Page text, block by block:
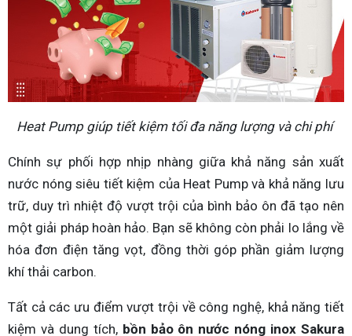
Heat Pump giúp tiết kiệm tối đa năng lượng và chi phí
Chính sự phối hợp nhịp nhàng giữa khả năng sản xuất
nước nóng siêu tiết kiệm của Heat Pump và khả năng lưu
trữ, duy trì nhiệt độ vượt trội của bình bảo ôn đã tạo nên
một giải pháp hoàn hảo. Bạn sẽ không còn phải lo lắng về
hóa đơn điện tăng vọt, đồng thời góp phần giảm lượng
khí thải carbon.
Tất cả các ưu điểm vượt trội về công nghệ, khả năng tiết
kiệm và dung tích, bồn bảo ôn nước nóng inox Sakura